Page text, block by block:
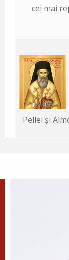
cei mai
Pellei și
pe
luptătorul